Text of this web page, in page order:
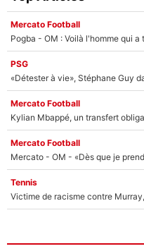
Mercato Football
Pogba - OM : Voilà l'homme qui a
PSG
«Détester à vie», Stéphane Guy
Mercato Football
Kylian Mbappé, un transfert
Mercato Football
Tennis